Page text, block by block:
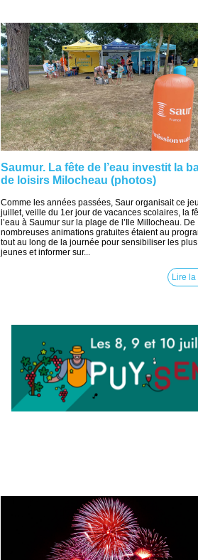
Saumur. La fête de l’eau investit la
de loisirs Milocheau (photos)
Comme les années passées, Saur organisait ce
juillet, veille du 1er jour de vacances scolaires, la
l’eau à Saumur sur la plage de l’Ile Millocheau. De
nombreuses animations gratuites étaient au
tout au long de la journée pour sensibiliser les plus
jeunes et informer sur...
Lire la